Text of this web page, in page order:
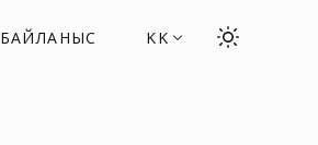
БАЙЛАНЫС KK